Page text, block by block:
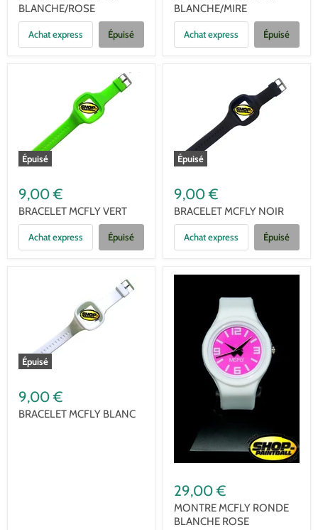
BLANCHE/ROSE
Achat express Épuisé
BLANCHE/MIRE
Achat express Épuisé
Épuisé
9,00 €
BRACELET MCFLY VERT
Achat express Épuisé
Épuisé
9,00 €
BRACELET MCFLY NOIR
Achat express Épuisé
Épuisé
9,00 €
BRACELET MCFLY BLANC
29,00 €
MONTRE MCFLY RONDE
BLANCHE ROSE